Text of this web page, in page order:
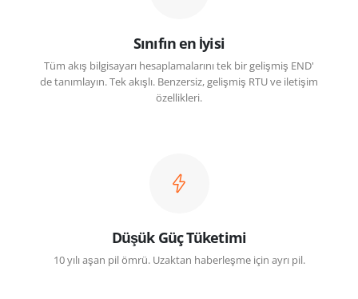
Sınıfın en İyisi
Tüm akış bilgisayarı hesaplamalarını tek bir gelişmiş END'
de tanımlayın. Tek akışlı. Benzersiz, gelişmiş RTU ve iletişim
özellikleri.
Düşük Güç Tüketimi
10 yılı aşan pil ömrü. Uzaktan haberleşme için ayrı pil.